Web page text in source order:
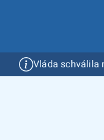
Založení
Vláda schválila